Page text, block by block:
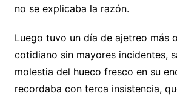
no se explicaba la razón.
Luego tuvo un día de ajetreo más
cotidiano sin mayores incidentes,
molestia del hueco fresco en su
recordaba con terca insistencia,